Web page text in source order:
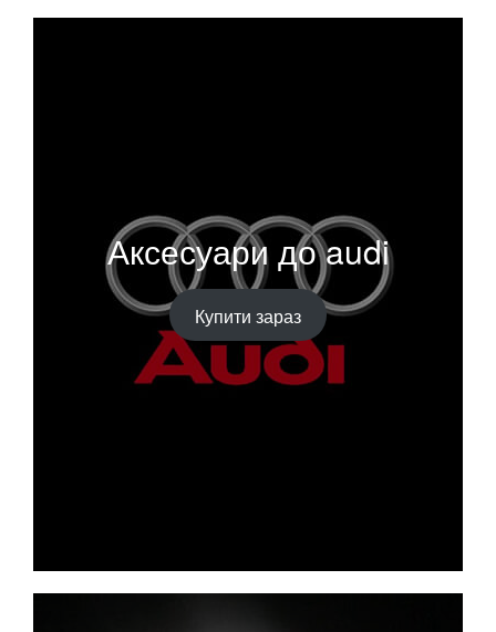
Аксесуари до audi
Купити зараз